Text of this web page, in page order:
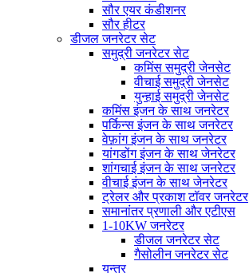
सौर एयर कंडीशनर
सौर हीटर
डीजल जनरेटर सेट
समुद्री जनरेटर सेट
कमिंस समुद्री जेनसेट
वीचाई समुद्री जेनसेट
युन्हाई समुद्री जेनसेट
कमिंस इंजन के साथ जनरेटर
पर्किन्स इंजन के साथ जनरेटर
वेफ़ांग इंजन के साथ जनरेटर
यांगडोंग इंजन के साथ जेनरेटर
शांगचाई इंजन के साथ जनरेटर
वीचाई इंजन के साथ जेनरेटर
ट्रेलर और प्रकाश टॉवर जनरेटर
समानांतर प्रणाली और एटीएस
1-10KW जनरेटर
डीजल जनरेटर सेट
गैसोलीन जनरेटर सेट
यन्त्र